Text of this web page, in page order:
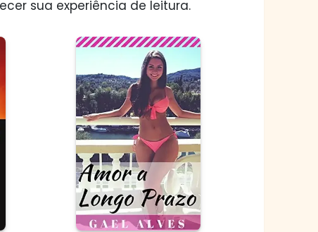
sua experiência de leitura.